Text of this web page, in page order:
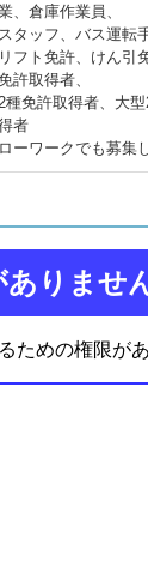
、倉庫作業員、
タッフ、バス運転
フト免許、けん引
許取得者、
種免許取得者、大
者
ーワークでも募集